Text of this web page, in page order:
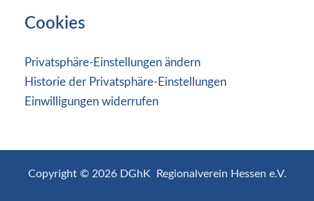
Cookies
Privatsphäre-Einstellungen ändern
Historie der Privatsphäre-Einstellungen
Einwilligungen widerrufen
Copyright © 2026 DGhK Regionalverein Hessen e.V.